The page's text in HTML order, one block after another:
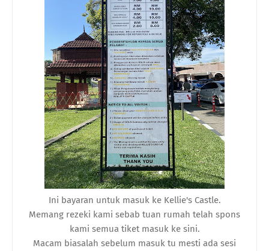
Ini bayaran untuk masuk ke Kellie's Castle.
Memang rezeki kami sebab tuan rumah telah spons
kami semua tiket masuk ke sini.
Macam biasalah sebelum masuk tu mesti ada sesi